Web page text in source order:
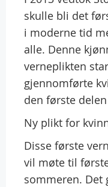
skulle bli det
i moderne tid
alle. Denne
verneplikten
gjennomførte
den første
Ny plikt for
Disse første
vil møte til
sommeren. Det